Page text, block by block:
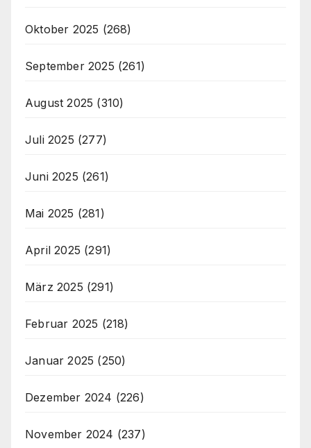
Oktober 2025 (268)
September 2025 (261)
August 2025 (310)
Juli 2025 (277)
Juni 2025 (261)
Mai 2025 (281)
April 2025 (291)
März 2025 (291)
Februar 2025 (218)
Januar 2025 (250)
Dezember 2024 (226)
November 2024 (237)